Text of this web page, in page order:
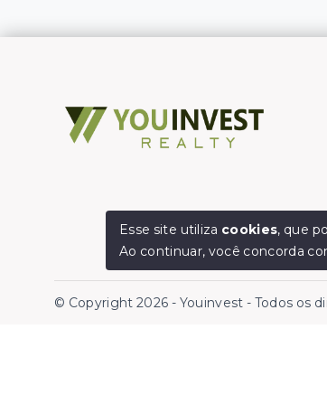
© Copyright 2026 - Youinvest - Todos os
Esse site utiliza cookies, que
Ao continuar, você concorda